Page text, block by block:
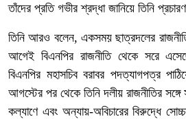
তাঁদের প্রতি গভীর শ্রদ্ধা জানিয়ে তিনি
তিনি আরও বলেন, একসময় ছাত্রদলের
আগেই বিএনপির রাজনীতি থেকে সরে
বিএনপির মহাসচিব বরাবর পদত্যাগপত্র
আগস্টের পর থেকে তিনি দলীয় রাজনীতির
কল্যাণে এবং অন্যায়-অবিচারের বিরুদ্ধে